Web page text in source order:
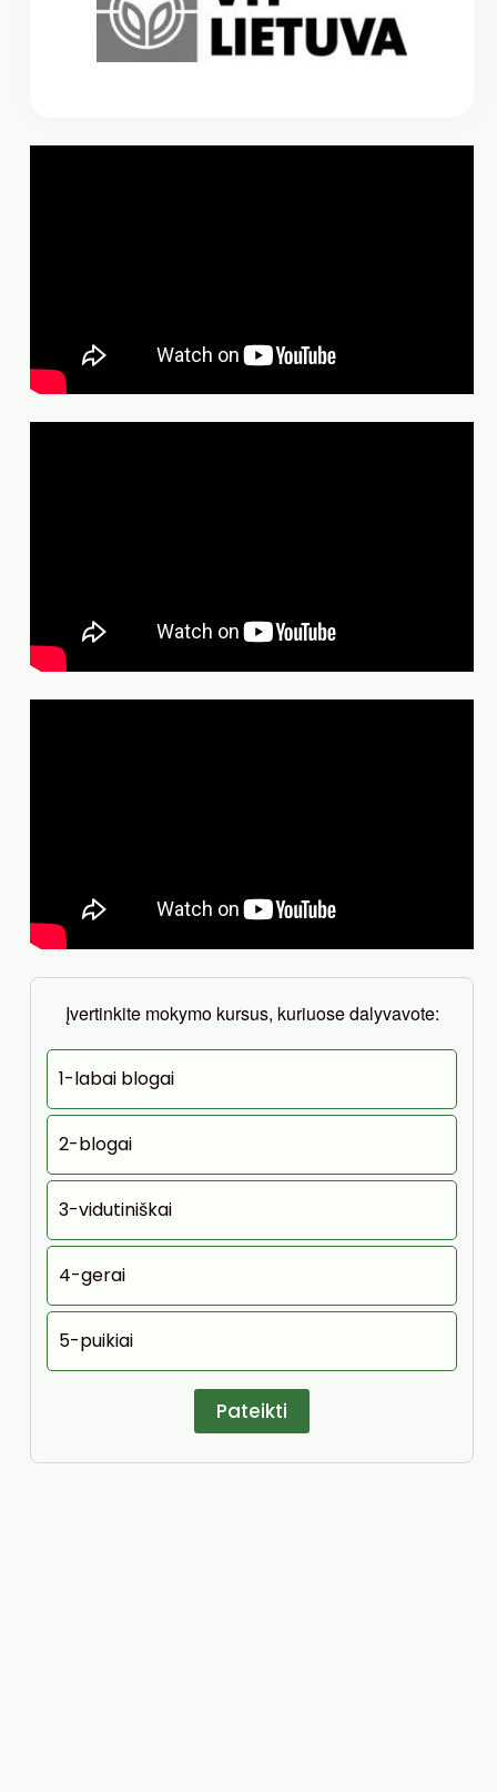
Įvertinkite mokymo kursus, kuriuose dalyvavote:
1-labai blogai
2-blogai
3-vidutiniškai
4-gerai
5-puikiai